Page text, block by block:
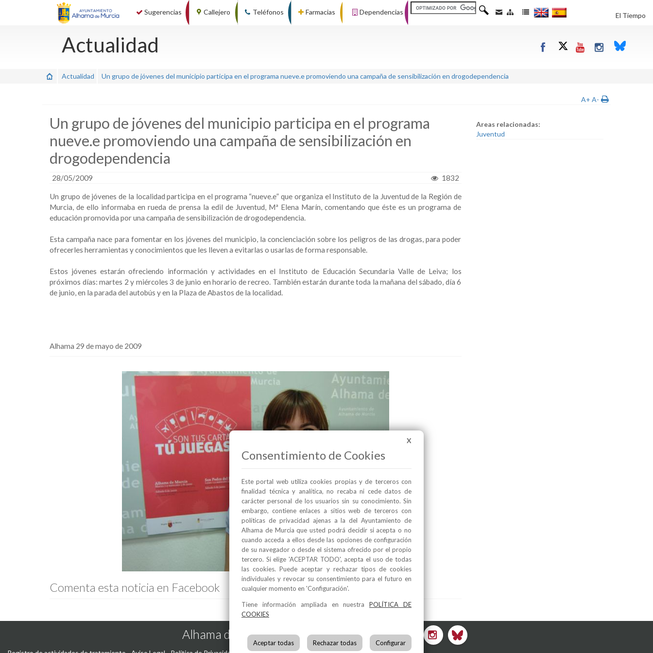
Sugerencias Callejero Teléfonos Farmacias Dependencias El Tiempo
Actualidad
Actualidad Un grupo de jóvenes del municipio participa en el programa nueve.e promoviendo una campaña de sensibilización en drogodependencia
A+ A-
Un grupo de jóvenes del municipio participa en el programa
nueve.e promoviendo una campaña de sensibilización en
drogodependencia
28/05/2009 1832
Un grupo de jóvenes de la localidad participa en el programa “nueve.e” que organiza el Instituto de la Juventud de la Región de
Murcia, de ello informaba en rueda de prensa la edil de Juventud, Mª Elena Marín, comentando que éste es un programa de
educación promovida por una campaña de sensibilización de drogodependencia.
Esta campaña nace para fomentar en los jóvenes del municipio, la concienciación sobre los peligros de las drogas, para poder
ofrecerles herramientas y conocimientos que les lleven a evitarlas o usarlas de forma responsable.
Estos jóvenes estarán ofreciendo información y actividades en el Instituto de Educación Secundaria Valle de Leiva; los
próximos días: martes 2 y miércoles 3 de junio en horario de recreo. También estarán durante toda la mañana del sábado, día 6
de junio, en la parada del autobús y en la Plaza de Abastos de la localidad.
Alhama 29 de mayo de 2009
Comenta esta noticia en Facebook
Areas relacionadas:
Juventud
Alhama de Murcia en las Redes
X
Consentimiento de Cookies
Este portal web utiliza cookies propias y de terceros con
finalidad técnica y analítica, no recaba ni cede datos de
carácter personal de los usuarios sin su conocimiento. Sin
embargo, contiene enlaces a sitios web de terceros con
políticas de privacidad ajenas a la del Ayuntamiento de
Alhama de Murcia que usted podrá decidir si acepta o no
cuando acceda a ellos desde las opciones de configuración
de su navegador o desde el sistema ofrecido por el propio
tercero. Si elige 'ACEPTAR TODO', acepta el uso de todas
las cookies. Puede aceptar y rechazar tipos de cookies
individuales y revocar su consentimiento para el futuro en
cualquier momento en 'Configuración'.
Tiene información ampliada en nuestraPOLÍTICA DE
COOKIES
Aceptar todas Rechazar todas Configurar